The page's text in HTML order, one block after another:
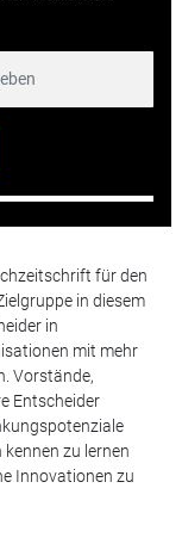
für den
in diesem
in
mit mehr
Vorstände,
Entscheider
zu lernen
Innovationen zu